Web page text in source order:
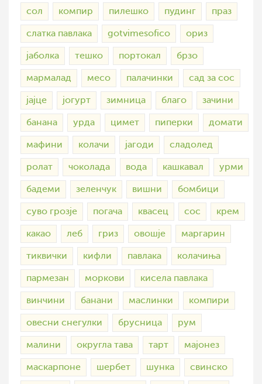
сол компир пилешко пудинг праз
слатка павлака gotvimesofico ориз
јаболка тешко портокал брзо
мармалад месо палачинки сад за сос
јајце јогурт зимница благо зачини
банана урда цимет пиперки домати
мафини колачи јагоди сладолед
ролат чоколада вода кашкавал урми
бадеми зеленчук вишни бомбици
суво грозје погача квасец сос крем
какао леб гриз овошје маргарин
тиквички кифли павлака колачиња
пармезан моркови кисела павлака
винчини банани маслинки компири
овесни снегулки брусница рум
малини округла тава тарт мајонез
маскарпоне шербет шунка свинско